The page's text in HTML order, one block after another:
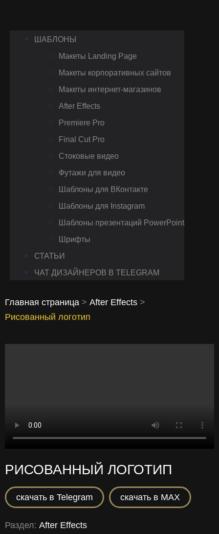
ШАБЛОНЫ
Макеты Landing Page
Макеты корпоративных сайтов
Макеты интернет-магазинов
After Effects
Premiere Pro
Final Cut Pro
Стоковые видео
Футажи для видео
Шаблоны для ВКонтакте
Шаблоны для Instagram
Шаблоны презентаций PowerPoint
Шрифты
СТАТЬИ
ЧАТ ДИЗАЙНЕРОВ В TELEGRAM
Главная страница > After Effects >
Рисованный логотип
РИСОВАННЫЙ ЛОГОТИП
скачать в Telegram скачать в MAX
Раздел: After Effects